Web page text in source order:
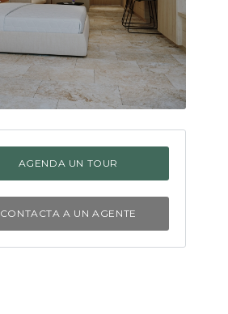
AGENDA UN TOUR
CONTACTA A UN AGENTE